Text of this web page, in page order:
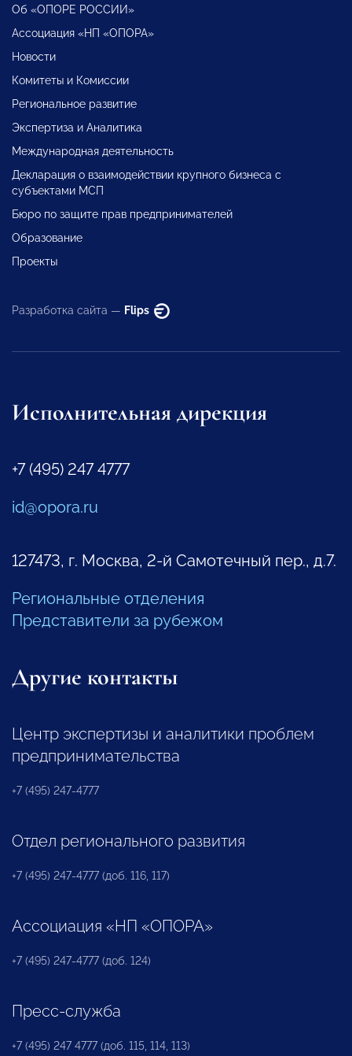
Об «ОПОРЕ РОССИИ»
Ассоциация «НП «ОПОРА»
Новости
Комитеты и Комиссии
Региональное развитие
Экспертиза и Аналитика
Международная деятельность
Декларация о взаимодействии крупного бизнеса с
субъектами МСП
Бюро по защите прав предпринимателей
Образование
Проекты
Разработка сайта — Flips
Исполнительная дирекция
+7 (495) 247 4777
id@opora.ru
127473, г. Москва, 2-й Самотечный пер., д.7.
Региональные отделения
Представители за рубежом
Другие контакты
Центр экспертизы и аналитики проблем
предпринимательства
+7 (495) 247-4777
Отдел регионального развития
+7 (495) 247-4777 (доб. 116, 117)
Ассоциация «НП «ОПОРА»
+7 (495) 247-4777 (доб. 124)
Пресс-служба
+7 (495) 247 4777 (доб. 115, 114, 113)